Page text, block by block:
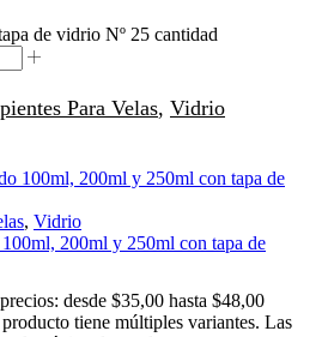
de vidrio Nº 25 cantidad
Para Velas, Vidrio
, Vidrio
200ml y 250ml con tapa de
desde $35,00 hasta $48,00
tiene múltiples variantes. Las